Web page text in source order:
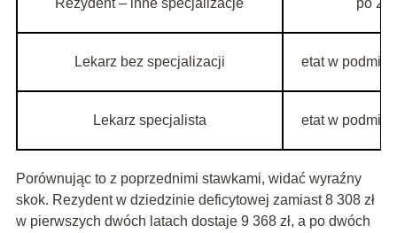
Rezydent – inne specjalizacje po 2
Lekarz bez specjalizacji etat w
Lekarz specjalista etat w
Porównując to z poprzednimi stawkami, widać wyraźny
skok. Rezydent w dziedzinie deficytowej zamiast 8 308 zł
w pierwszych dwóch latach dostaje 9 368 zł, a po dwóch